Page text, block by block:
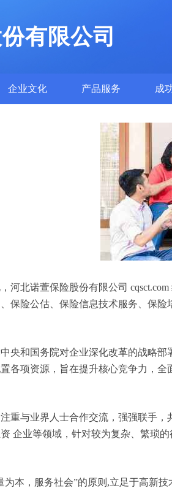
有限公司
企业文化 产品服务 成
河北诺萱保险股份有限公司
保险公估、保险信息技术服务、保
央和国务院对企业深化改革的战略
各项资源，旨在提升核心竞争力，
重与业界人士合作交流，强强联手
企业等领域，针对较为复杂、繁琐
本，服务社会”的原则,立足于高新